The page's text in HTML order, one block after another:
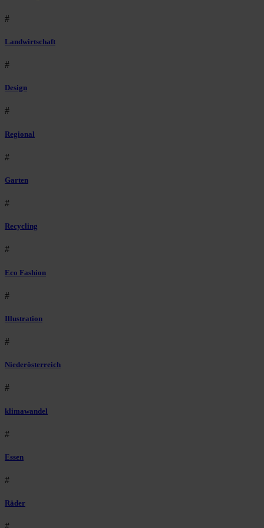
#
Landwirtschaft
#
Design
#
Regional
#
Garten
#
Recycling
#
Eco Fashion
#
Illustration
#
Niederösterreich
#
klimawandel
#
Essen
#
Räder